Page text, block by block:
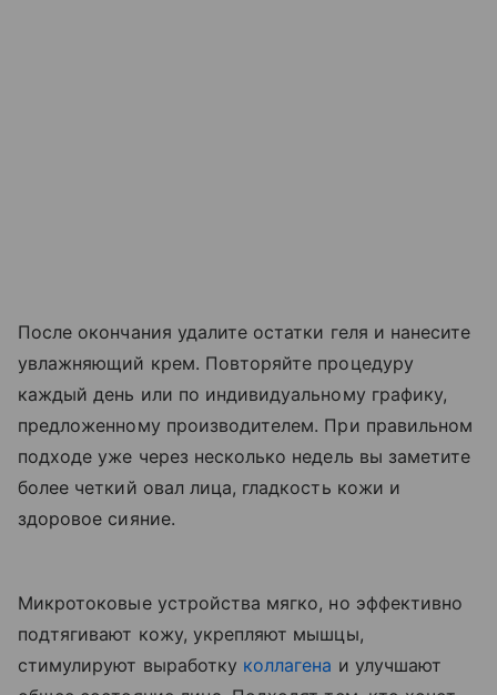
После окончания удалите остатки геля и нанесите
увлажняющий крем. Повторяйте процедуру
каждый день или по индивидуальному графику,
предложенному производителем. При правильном
подходе уже через несколько недель вы заметите
более четкий овал лица, гладкость кожи и
здоровое сияние.
Микротоковые устройства мягко, но эффективно
подтягивают кожу, укрепляют мышцы,
стимулируют выработку коллагена и улучшают